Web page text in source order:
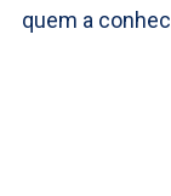
quem a